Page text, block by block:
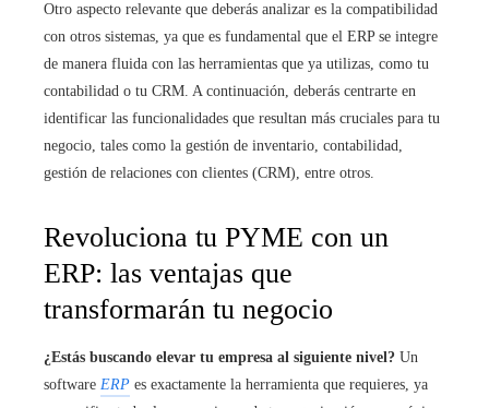
Otro aspecto relevante que deberás analizar es la compatibilidad
con otros sistemas, ya que es fundamental que el ERP se integre
de manera fluida con las herramientas que ya utilizas, como tu
contabilidad o tu CRM. A continuación, deberás centrarte en
identificar las funcionalidades que resultan más cruciales para tu
negocio, tales como la gestión de inventario, contabilidad,
gestión de relaciones con clientes (CRM), entre otros.
Revoluciona tu PYME con un
ERP: las ventajas que
transformarán tu negocio
¿Estás buscando elevar tu empresa al siguiente nivel? Un
software ERP es exactamente la herramienta que requieres, ya